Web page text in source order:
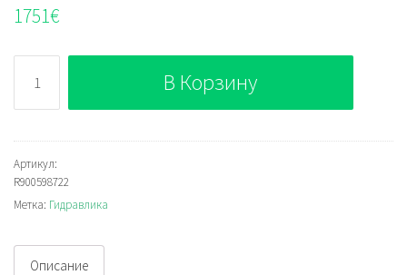
1751€
Bosch
Rexroth
4WN10Y3X/
Золотниковый
распределитель
В Корзину
Артикул:
R900598722
Метка: Гидравлика
Описание